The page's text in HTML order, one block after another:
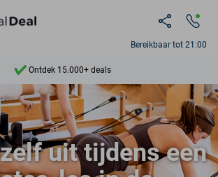
Bereikbaar tot 21:00
Ontdek 15.000+ deals
7 dagen per week beschikbaar
10+ miljoen leden
9,4
uit tijdens een